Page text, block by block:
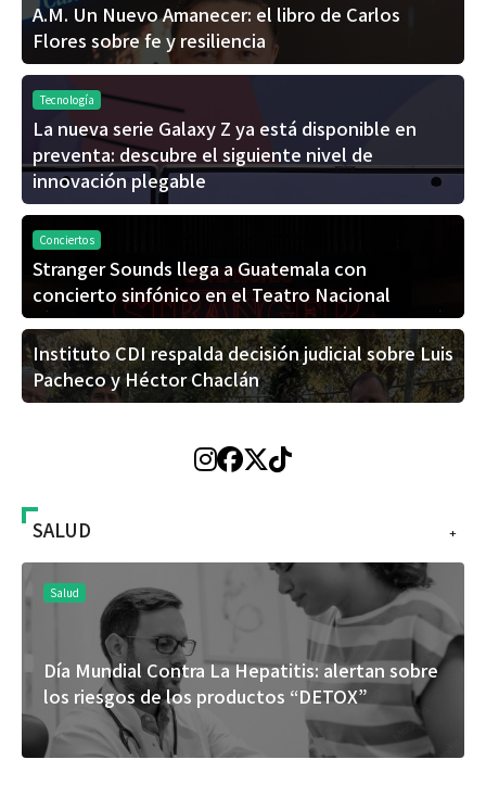
A.M. Un Nuevo Amanecer: el libro de Carlos
Flores sobre fe y resiliencia
Tecnología
La nueva serie Galaxy Z ya está disponible en
preventa: descubre el siguiente nivel de
innovación plegable
Conciertos
Stranger Sounds llega a Guatemala con
concierto sinfónico en el Teatro Nacional
Instituto CDI respalda decisión judicial sobre Luis
Pacheco y Héctor Chaclán
+
SALUD
Salud
Día Mundial Contra La Hepatitis: alertan sobre
los riesgos de los productos “DETOX”